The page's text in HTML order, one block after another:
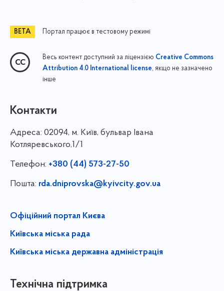
Портал працює в тестовому режимі
Весь контент доступний за ліцензією Creative Commons
Attribution 4.0 International license, якщо не зазначено
інше
Контакти
Адреса: 02094, м. Київ, бульвар Івана
Котляревського,1/1
Телефон: +380 (44) 573-27-50
Пошта: rda.dniprovska@kyivcity.gov.ua
Офіційний портал Києва
Київська міська рада
Київська міська державна адміністрація
Технічна підтримка